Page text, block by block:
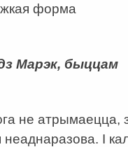
форма
Марэк, быццам
не атрымаецца,
неаднаразова. І